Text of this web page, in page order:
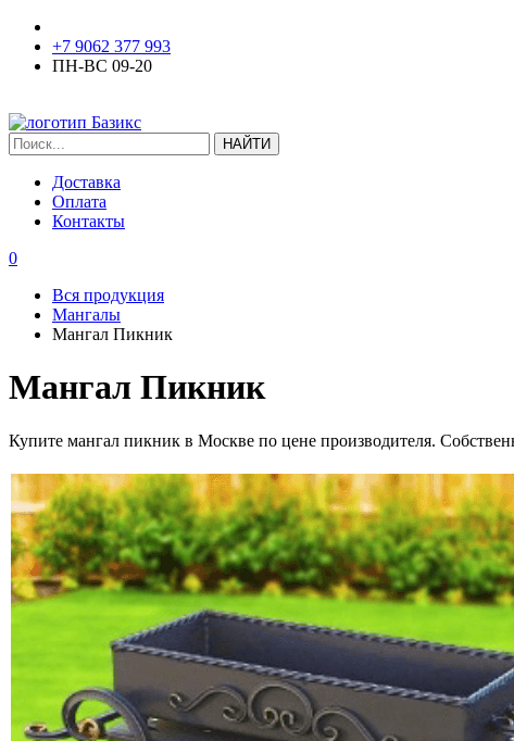
+7 9062 377 993
ПН-ВС 09-20
Доставка
Оплата
Контакты
0
Вся продукция
Мангалы
Мангал Пикник
Мангал Пикник
Купите мангал пикник в Москве по цене производителя.